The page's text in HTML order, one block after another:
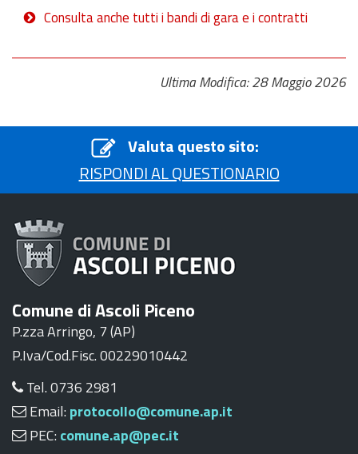
Consulta anche tutti i bandi di gara e i contratti
Ultima Modifica: 28 Maggio 2026
Valuta questo sito:
RISPONDI AL QUESTIONARIO
Comune di Ascoli Piceno
P.zza Arringo, 7 (AP)
P.Iva/Cod.Fisc. 00229010442
Tel. 0736 2981
Email: protocollo@comune.ap.it
PEC: comune.ap@pec.it